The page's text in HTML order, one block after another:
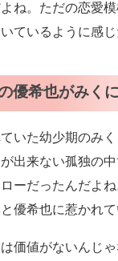
ね。ただの恋愛
ているように感じ
優希也がみく
いた幼少期のみ
出来ない孤独の
ーだったんだよ
優希也に惹かれて
価値がないんじ